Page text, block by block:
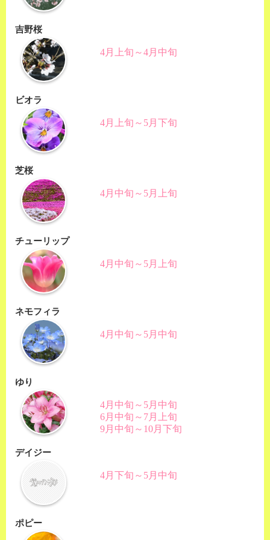
吉野桜
4月上旬～4月中旬
ビオラ
4月上旬～5月下旬
芝桜
4月中旬～5月上旬
チューリップ
4月中旬～5月上旬
ネモフィラ
4月中旬～5月中旬
ゆり
4月中旬～5月中旬
6月中旬～7月上旬
9月中旬～10月下旬
デイジー
4月下旬～5月中旬
ポピー